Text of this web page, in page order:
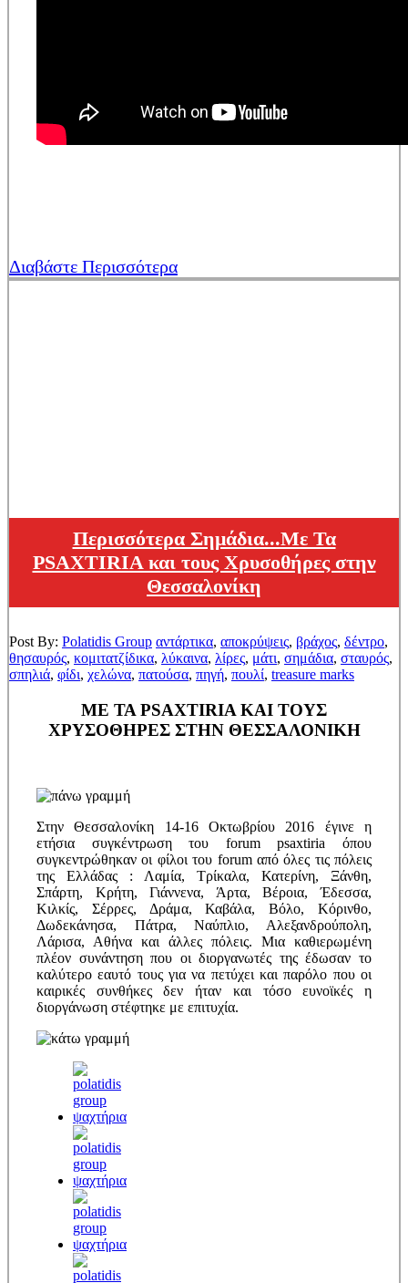
Διαβάστε Περισσότερα
Περισσότερα Σημάδια...Με Τα
PSAXTIRIA και τους Χρυσοθήρες στην
Θεσσαλονίκη
Post By: Polatidis Group αντάρτικα, αποκρύψεις, βράχος, δέντρο,
θησαυρός, κομιτατζίδικα, λύκαινα, λίρες, μάτι, σημάδια, σταυρός,
σπηλιά, φίδι, χελώνα, πατούσα, πηγή, πουλί, treasure marks
ΜΕ ΤΑ PSAXTIRIA ΚΑΙ ΤΟΥΣ
ΧΡΥΣΟΘΗΡΕΣ ΣΤΗΝ ΘΕΣΣΑΛΟΝΙΚΗ
Στην Θεσσαλονίκη 14-16 Οκτωβρίου 2016 έγινε η
ετήσια συγκέντρωση του forum psaxtiria όπου
συγκεντρώθηκαν οι φίλοι του forum από όλες τις πόλεις
της Ελλάδας : Λαμία, Τρίκαλα, Κατερίνη, Ξάνθη,
Σπάρτη, Κρήτη, Γιάννενα, Άρτα, Βέροια, Έδεσσα,
Κιλκίς, Σέρρες, Δράμα, Καβάλα, Βόλο, Κόρινθο,
Δωδεκάνησα, Πάτρα, Ναύπλιο, Αλεξανδρούπολη,
Λάρισα, Αθήνα και άλλες πόλεις. Μια καθιερωμένη
πλέον συνάντηση που οι διοργανωτές της έδωσαν το
καλύτερο εαυτό τους για να πετύχει και παρόλο που οι
καιρικές συνθήκες δεν ήταν και τόσο ευνοϊκές η
διοργάνωση στέφτηκε με επιτυχία.